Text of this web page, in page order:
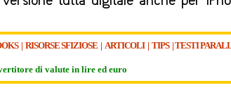
| RISORSE SFIZIOSE | ARTICOLI| TIPS|TESTI
di valute in lire ed euro